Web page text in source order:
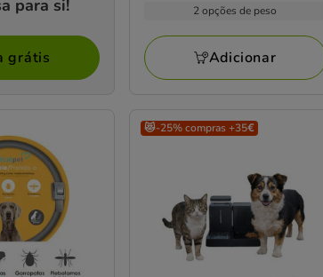
para si!
grátis
10.60€
2 opções de peso
Adicionar
😻-25% compras +35€